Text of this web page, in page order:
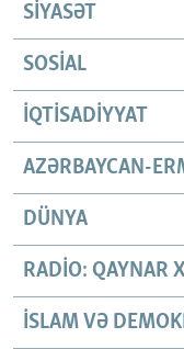
SIYASƏT
SOSIAL
İQTISADIYYAT
AZƏRBAYCAN-
DÜNYA
RADIO: QAYNAR
İSLAM VƏ